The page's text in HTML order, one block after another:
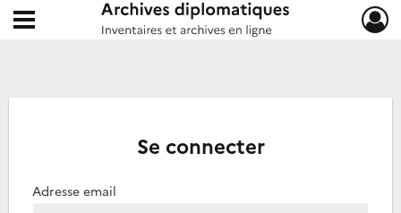
Archives diplomatiques
Ouvrir le menu déroulant
Se connecter
Adresse email